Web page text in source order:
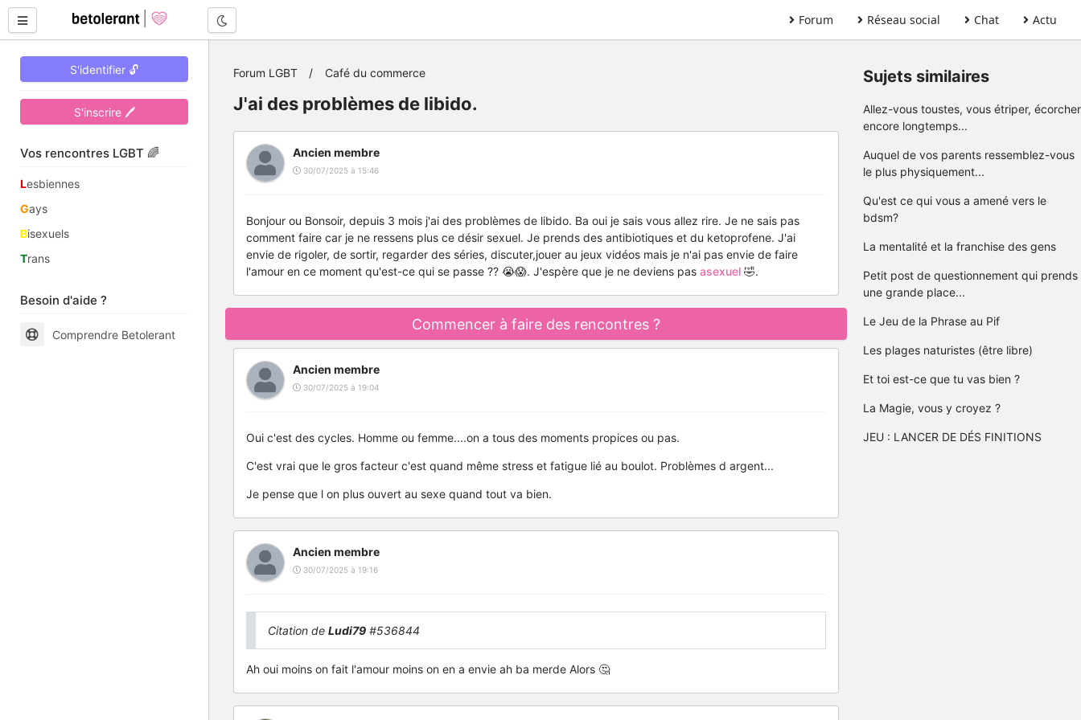
Forum Réseau social Chat Actu
S'identifier 🔓
S'inscrire 🖊
Vos rencontres LGBT 🌈
Lesbiennes
Gays
Bisexuels
Trans
Besoin d'aide ?
Comprendre Betolerant
Forum LGBT Café du commerce
J'ai des problèmes de libido.
Ancien membre
30/07/2025 à 15:46
Bonjour ou Bonsoir, depuis 3 mois j'ai des problèmes de libido. Ba oui je sais vous allez rire. Je ne sais pas
comment faire car je ne ressens plus ce désir sexuel. Je prends des antibiotiques et du ketoprofene. J'ai
envie de rigoler, de sortir, regarder des séries, discuter,jouer au jeux vidéos mais je n'ai pas envie de faire
l'amour en ce moment qu'est-ce qui se passe ?? 😭😱. J'espère que je ne deviens pas asexuel 🤣.
Commencer à faire des rencontres ?
Ancien membre
30/07/2025 à 19:04
Oui c'est des cycles. Homme ou femme....on a tous des moments propices ou pas.
C'est vrai que le gros facteur c'est quand même stress et fatigue lié au boulot. Problèmes d argent...
Je pense que l on plus ouvert au sexe quand tout va bien.
Ancien membre
30/07/2025 à 19:16
Citation de Ludi79 #536844
Ah oui moins on fait l'amour moins on en a envie ah ba merde Alors 🤔
Sujets similaires
Allez-vous toustes, vous étriper, écorcher
encore longtemps...
Auquel de vos parents ressemblez-vous
le plus physiquement...
Qu'est ce qui vous a amené vers le
bdsm?
La mentalité et la franchise des gens
Petit post de questionnement qui prends
une grande place...
Le Jeu de la Phrase au Pif
Les plages naturistes (être libre)
Et toi est-ce que tu vas bien ?
La Magie, vous y croyez ?
JEU : LANCER DE DÉS FINITIONS